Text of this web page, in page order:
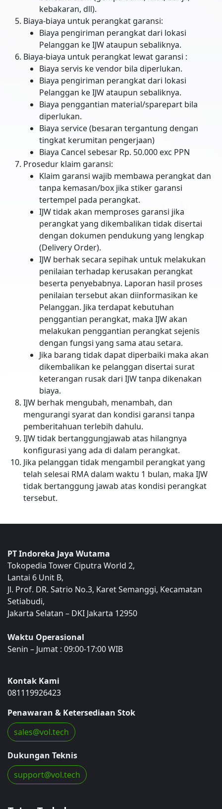
kebakaran, dll).
Biaya-biaya untuk perangkat garansi:
Biaya pengiriman perangkat dari lokasi
Pelanggan ke IJW ataupun sebaliknya.
Biaya-biaya untuk perangkat lewat garansi :
Biaya servis ke vendor bila diperlukan.
Biaya pengiriman perangkat dari lokasi
Pelanggan ke IJW ataupun sebaliknya.
Biaya penggantian material/sparepart bila
diperlukan.
Biaya service (besaran tergantung dengan
tingkat kerumitan pengerjaan)
Biaya Cancel sebesar Rp. 50.000 exc PPN
Prosedur klaim garansi:
Klaim garansi wajib membawa perangkat dan
tanpa kemasan/box jika stiker garansi
tertempel pada perangkat.
IJW tidak akan memproses garansi jika
perangkat yang dikembalikan tidak disertai
dengan dokumen pendukung yang lengkap
(Delivery Order).
IJW berhak secara sepihak untuk melakukan
penilaian terhadap kerusakan perangkat
beserta penyebabnya. Laporan hasil proses
penilaian tersebut akan diinformasikan ke
Pelanggan. Jika terdapat kebutuhan
penggantian perangkat, maka IJW akan
melakukan penggantian perangkat sejenis
dengan fungsi yang sama atau setara.
Jika barang tidak dapat diperbaiki maka akan
dikembalikan ke pelanggan disertai surat
keterangan rusak dari IJW tanpa dikenakan
biaya.
IJW berhak mengubah, menambah, dan
mengurangi syarat dan kondisi garansi tanpa
pemberitahuan terlebih dahulu.
IJW tidak bertanggungjawab atas hilangnya
konfigurasi yang ada di dalam perangkat.
Jika pelanggan tidak mengambil perangkat yang
telah selesai RMA dalam waktu 1 bulan, maka IJW
tidak bertanggung jawab atas kondisi perangkat
tersebut.
PT Indoreka Jaya Wutama
Tokopedia Tower Ciputra World 2,
Lantai 6 Unit B,
Jl. Prof. DR. Satrio No.3, Karet Semanggi, Kecamatan
Setiabudi,
Jakarta Selatan – DKI Jakarta 12950
Waktu Operasional
Senin – Jumat : 09:00-17:00 WIB
Kontak Kami
081119926423
Penawaran & Ketersediaan Stok
sales@vol.te​​​​​​​​ch
Dukungan Teknis
support@​​vol.​​t​​​​​​ech